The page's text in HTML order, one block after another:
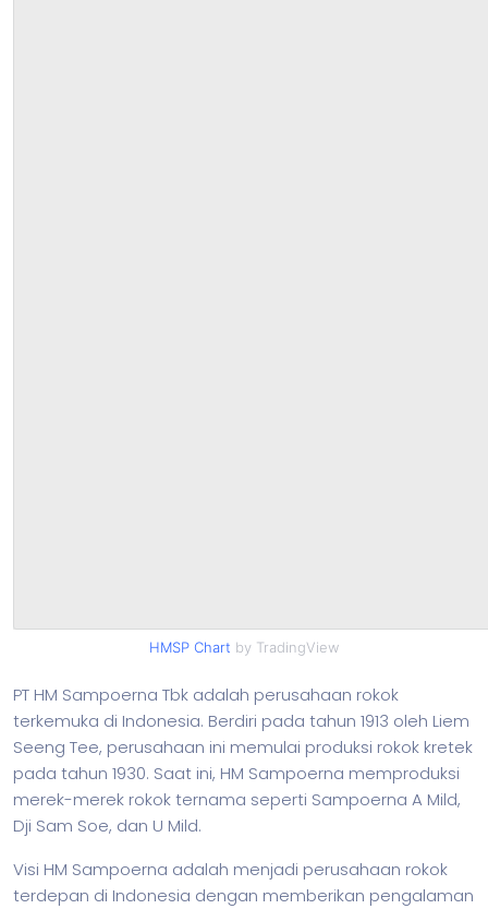
HMSP Chart by TradingView
PT HM Sampoerna Tbk adalah perusahaan rokok
terkemuka di Indonesia. Berdiri pada tahun 1913 oleh Liem
Seeng Tee, perusahaan ini memulai produksi rokok kretek
pada tahun 1930. Saat ini, HM Sampoerna memproduksi
merek-merek rokok ternama seperti Sampoerna A Mild,
Dji Sam Soe, dan U Mild.
Visi HM Sampoerna adalah menjadi perusahaan rokok
terdepan di Indonesia dengan memberikan pengalaman